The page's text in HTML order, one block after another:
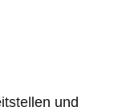
und